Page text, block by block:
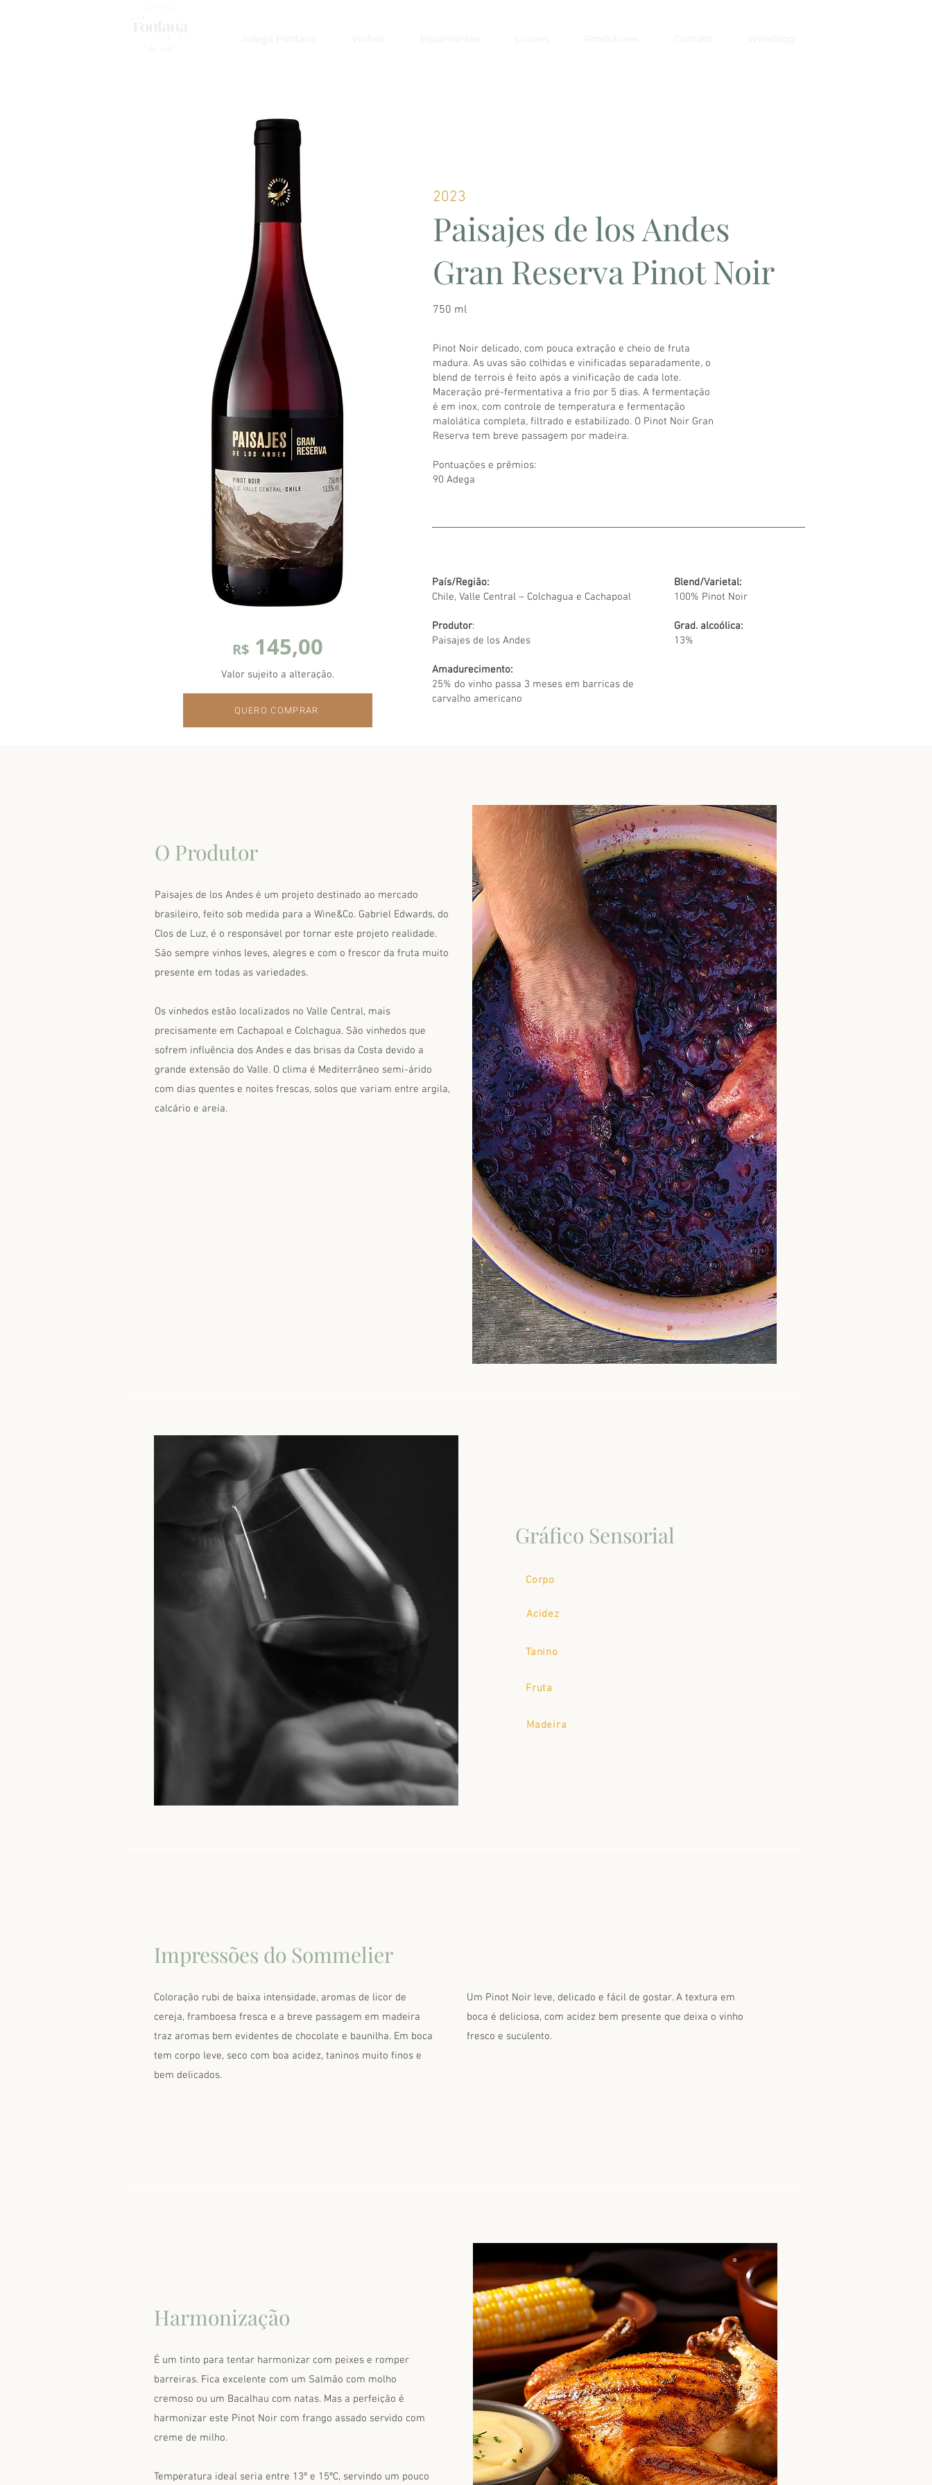
Adega Fontana Vinhos Espumantes Licores Produtores Contato Wineblog
R$ 145,00
Valor sujeito a alteração.
2023
Paisajes de los Andes
Gran Reserva Pinot Noir
750 ml
Pinot Noir delicado, com pouca extração e cheio de fruta
madura. As uvas são colhidas e vinificadas separadamente, o
blend de terrois é feito após a vinificação de cada lote.
Maceração pré-fermentativa a frio por 5 dias. A fermentação
é em inox, com controle de temperatura e fermentação
malolática completa, filtrado e estabilizado. O Pinot Noir Gran
Reserva tem breve passagem por madeira.
Pontuações e prêmios:
90 Adega
País/Região:
Chile, Valle Central – Colchagua e Cachapoal
Produtor:
Paisajes de los Andes
Amadurecimento:
25% do vinho passa 3 meses em barricas de
carvalho americano
Blend/Varietal:
100% Pinot Noir
Grad. alcoólica:
13%
QUERO COMPRAR
O Produtor
Paisajes de los Andes é um projeto destinado ao mercado
brasileiro, feito sob medida para a Wine&Co. Gabriel Edwards, do
Clos de Luz, é o responsável por tornar este projeto realidade.
São sempre vinhos leves, alegres e com o frescor da fruta muito
presente em todas as variedades.
Os vinhedos estão localizados no Valle Central, mais
precisamente em Cachapoal e Colchagua. São vinhedos que
sofrem influência dos Andes e das brisas da Costa devido a
grande extensão do Valle. O clima é Mediterrâneo semi-árido
com dias quentes e noites frescas, solos que variam entre argila,
calcário e areia.
Gráfico Sensorial
Corpo
Acidez
Tanino
Fruta
Madeira
Impressões do Sommelier
Coloração rubi de baixa intensidade, aromas de licor de
cereja, framboesa fresca e a breve passagem em madeira
traz aromas bem evidentes de chocolate e baunilha. Em boca
tem corpo leve, seco com boa acidez, taninos muito finos e
bem delicados.
Um Pinot Noir leve, delicado e fácil de gostar. A textura em
boca é deliciosa, com acidez bem presente que deixa o vinho
fresco e suculento.
Harmonização
É um tinto para tentar harmonizar com peixes e romper
barreiras. Fica excelente com um Salmão com molho
cremoso ou um Bacalhau com natas. Mas a perfeição é
harmonizar este Pinot Noir com frango assado servido com
creme de milho.
Temperatura ideal seria entre 13º e 15ºC, servindo um pouco